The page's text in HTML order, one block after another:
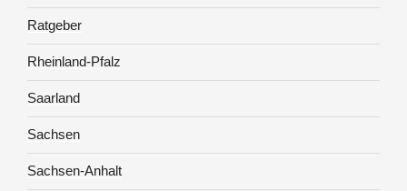
Ratgeber
Rheinland-Pfalz
Saarland
Sachsen
Sachsen-Anhalt